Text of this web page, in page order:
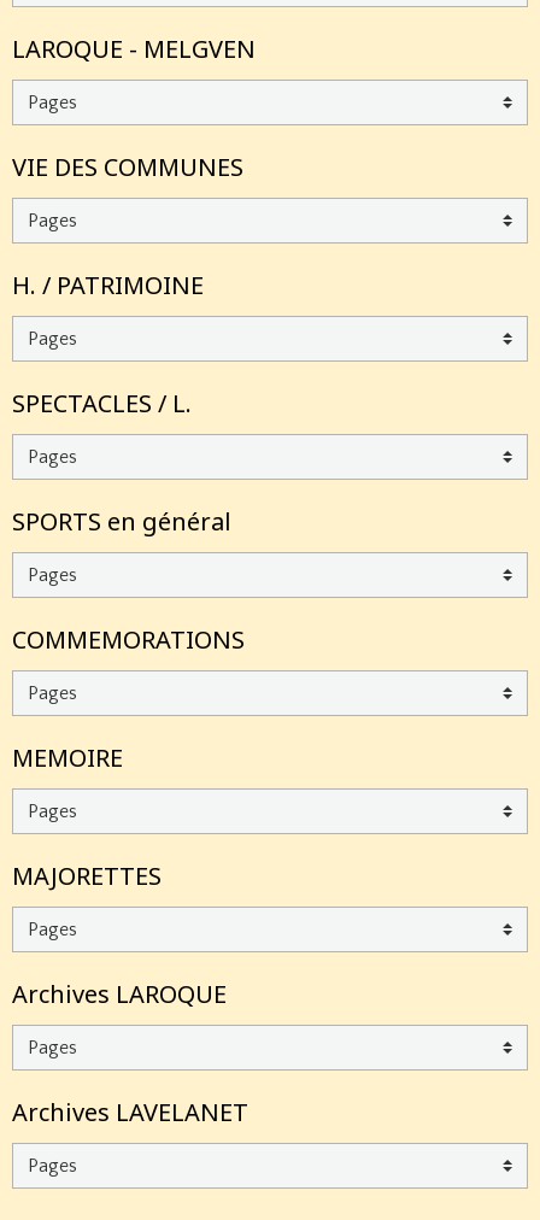
LAROQUE - MELGVEN
VIE DES COMMUNES
H. / PATRIMOINE
SPECTACLES / L.
SPORTS en général
COMMEMORATIONS
MEMOIRE
MAJORETTES
Archives LAROQUE
Archives LAVELANET